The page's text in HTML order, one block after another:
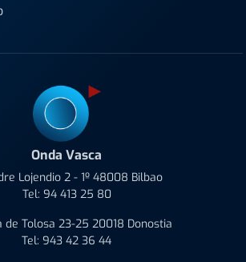
Onda Vasca
Lojendio 2 - 1º 48008 Bilbao
Tel: 94 413 25 80
de Tolosa 23-25 20018 Donostia
Tel: 943 42 36 44